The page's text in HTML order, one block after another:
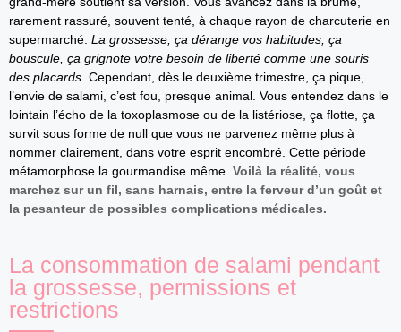
rarement rassuré, souvent tenté, à chaque rayon de charcuterie en
supermarché. La grossesse, ça dérange vos habitudes, ça
bouscule, ça grignote votre besoin de liberté comme une souris
des placards. Cependant, dès le deuxième trimestre, ça pique,
l’envie de salami, c’est fou, presque animal. Vous entendez dans le
lointain l’écho de la toxoplasmose ou de la listériose, ça flotte, ça
survit sous forme de null que vous ne parvenez même plus à
nommer clairement, dans votre esprit encombré. Cette période
métamorphose la gourmandise même. Voilà la réalité, vous
marchez sur un fil, sans harnais, entre la ferveur d’un goût et
la pesanteur de possibles complications médicales.
La consommation de salami pendant
la grossesse, permissions et
restrictions